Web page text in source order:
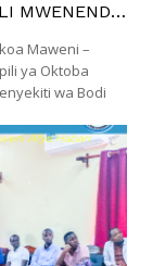
Maweni –
ya Oktoba
wa Bodi